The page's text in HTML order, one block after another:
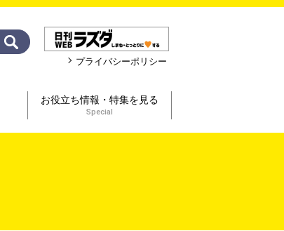
プライバシーポリシー
お役立ち情報・特集を見る
Special